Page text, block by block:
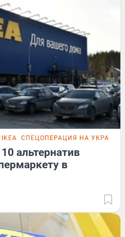
СПЕЦОПЕРАЦИЯ НА УКРАИНЕ
альтернатив
в